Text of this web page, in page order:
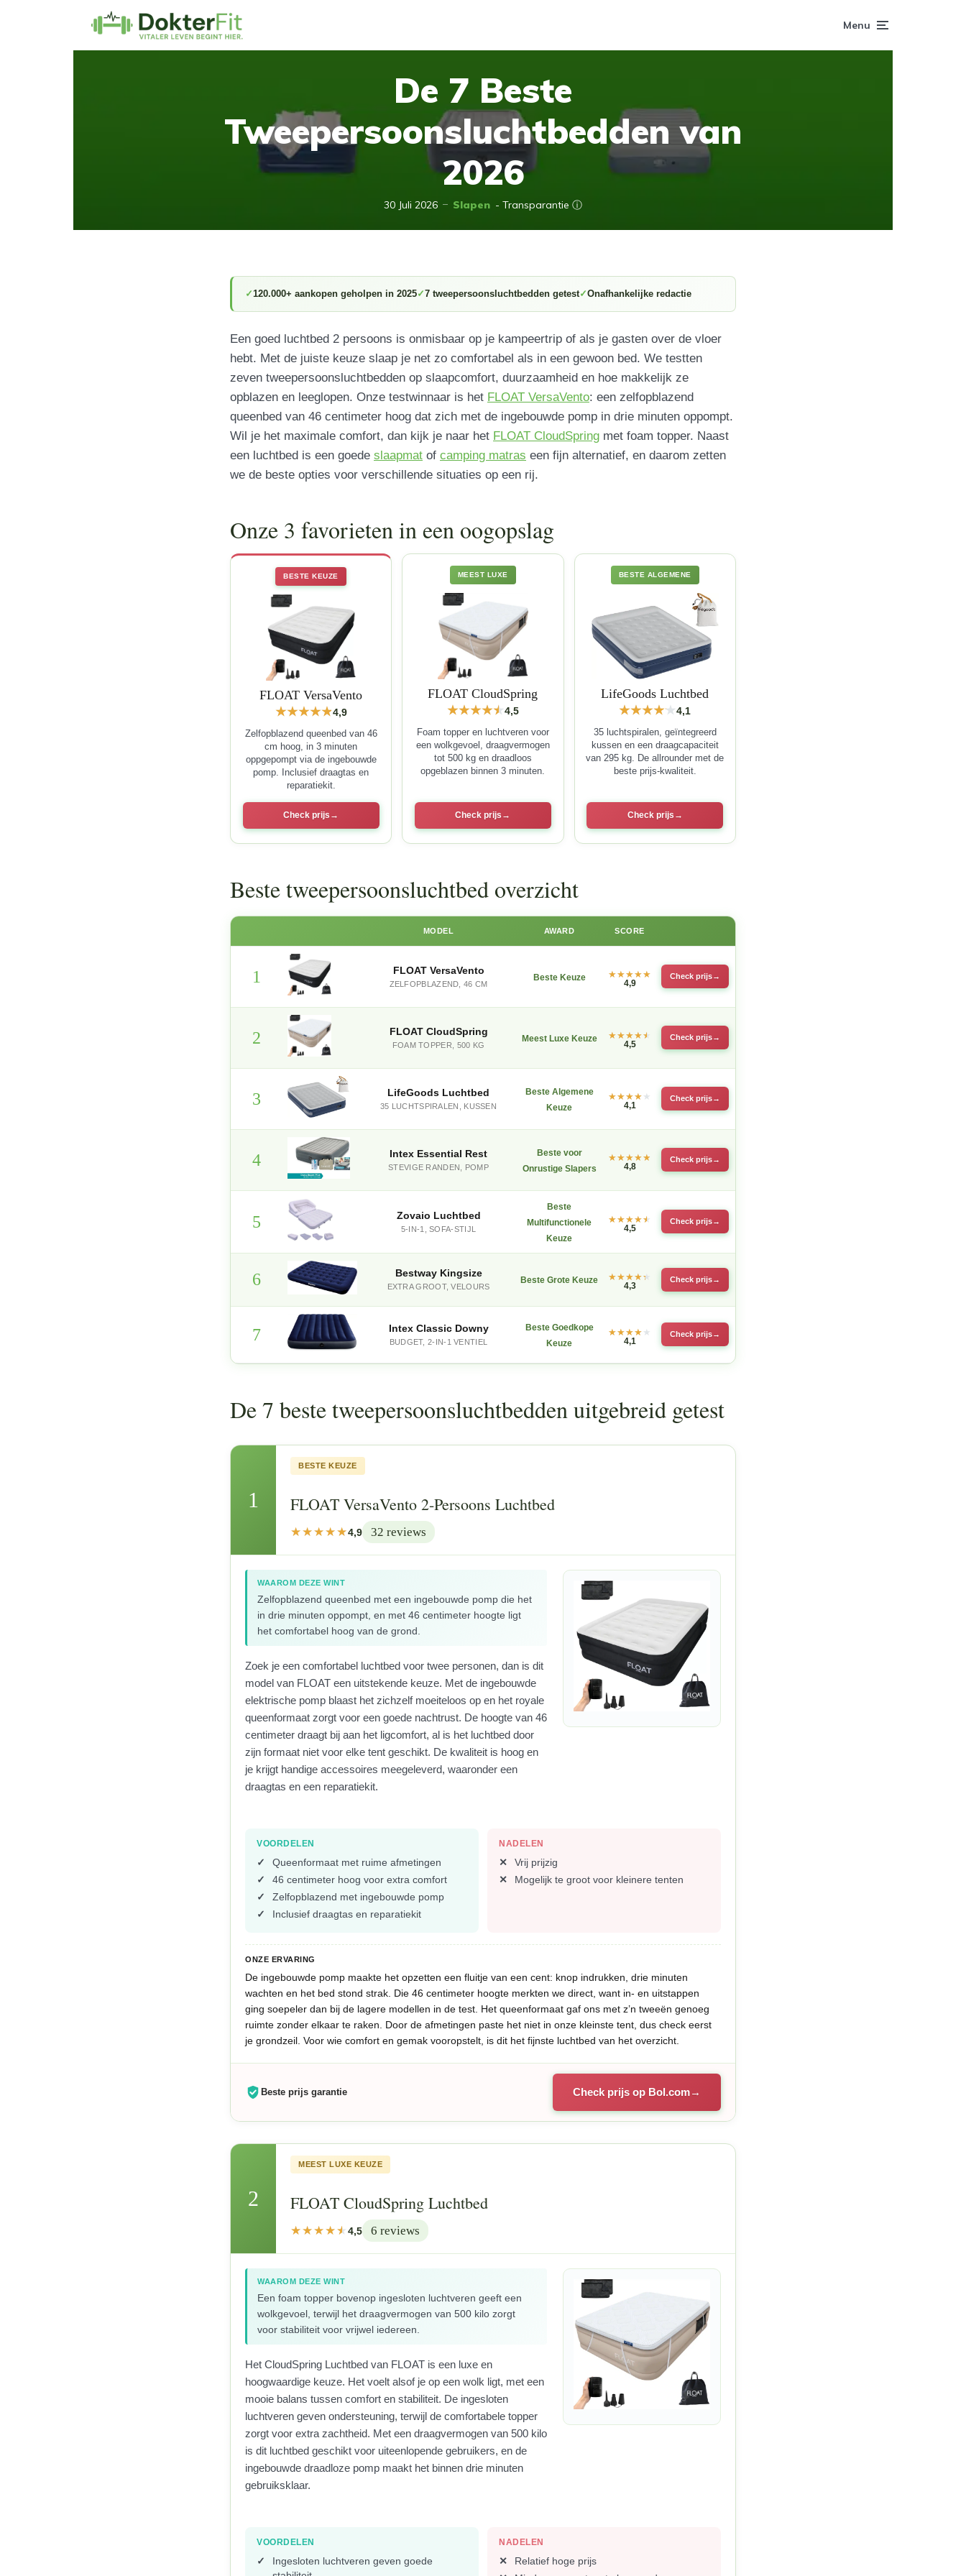
Menu
De 7 Beste
Tweepersoonsluchtbedden van
2026
30 Juli 2026 Slapen - Transparantie ⓘ
120.000+ aankopen geholpen in 2025 7 tweepersoonsluchtbedden getest Onafhankelijke redactie
Een goed luchtbed 2 persoons is onmisbaar op je kampeertrip of als je gasten over de vloer
hebt. Met de juiste keuze slaap je net zo comfortabel als in een gewoon bed. We testten
zeven tweepersoonsluchtbedden op slaapcomfort, duurzaamheid en hoe makkelijk ze
opblazen en leeglopen. Onze testwinnaar is het FLOAT VersaVento: een zelfopblazend
queenbed van 46 centimeter hoog dat zich met de ingebouwde pomp in drie minuten oppompt.
Wil je het maximale comfort, dan kijk je naar het FLOAT CloudSpring met foam topper. Naast
een luchtbed is een goede slaapmat of camping matras een fijn alternatief, en daarom zetten
we de beste opties voor verschillende situaties op een rij.
Onze 3 favorieten in een oogopslag
BESTE KEUZE
FLOAT VersaVento
4,9
Zelfopblazend queenbed van 46
cm hoog, in 3 minuten
oppgepompt via de ingebouwde
pomp. Inclusief draagtas en
reparatiekit.
Check prijs
MEEST LUXE
FLOAT CloudSpring
4,5
Foam topper en luchtveren voor
een wolkgevoel, draagvermogen
tot 500 kg en draadloos
opgeblazen binnen 3 minuten.
Check prijs
BESTE ALGEMENE
LifeGoods Luchtbed
4,1
35 luchtspiralen, geïntegreerd
kussen en een draagcapaciteit
van 295 kg. De allrounder met de
beste prijs-kwaliteit.
Check prijs
Beste tweepersoonsluchtbed overzicht
MODEL AWARD SCORE
1 FLOAT VersaVento
ZELFOPBLAZEND, 46 CM
Beste Keuze
4,9
Check prijs
2 FLOAT CloudSpring
FOAM TOPPER, 500 KG
Meest Luxe Keuze
4,5
Check prijs
3 LifeGoods Luchtbed
35 LUCHTSPIRALEN, KUSSEN
Beste Algemene
Keuze
4,1
Check prijs
4 Intex Essential Rest
STEVIGE RANDEN, POMP
Beste voor
Onrustige Slapers
4,8
Check prijs
5 Zovaio Luchtbed
5-IN-1, SOFA-STIJL
Beste
Multifunctionele
Keuze
4,5
Check prijs
6 Bestway Kingsize
EXTRA GROOT, VELOURS
Beste Grote Keuze
4,3
Check prijs
7 Intex Classic Downy
BUDGET, 2-IN-1 VENTIEL
Beste Goedkope
Keuze
4,1
Check prijs
De 7 beste tweepersoonsluchtbedden uitgebreid getest
1
BESTE KEUZE
FLOAT VersaVento 2-Persoons Luchtbed
4,9 32 reviews
WAAROM DEZE WINT
Zelfopblazend queenbed met een ingebouwde pomp die het
in drie minuten oppompt, en met 46 centimeter hoogte ligt
het comfortabel hoog van de grond.
Zoek je een comfortabel luchtbed voor twee personen, dan is dit
model van FLOAT een uitstekende keuze. Met de ingebouwde
elektrische pomp blaast het zichzelf moeiteloos op en het royale
queenformaat zorgt voor een goede nachtrust. De hoogte van 46
centimeter draagt bij aan het ligcomfort, al is het luchtbed door
zijn formaat niet voor elke tent geschikt. De kwaliteit is hoog en
je krijgt handige accessoires meegeleverd, waaronder een
draagtas en een reparatiekit.
VOORDELEN
Queenformaat met ruime afmetingen
46 centimeter hoog voor extra comfort
Zelfopblazend met ingebouwde pomp
Inclusief draagtas en reparatiekit
NADELEN
Vrij prijzig
Mogelijk te groot voor kleinere tenten
ONZE ERVARING
De ingebouwde pomp maakte het opzetten een fluitje van een cent: knop indrukken, drie minuten
wachten en het bed stond strak. Die 46 centimeter hoogte merkten we direct, want in- en uitstappen
ging soepeler dan bij de lagere modellen in de test. Het queenformaat gaf ons met z’n tweeën genoeg
ruimte zonder elkaar te raken. Door de afmetingen paste het niet in onze kleinste tent, dus check eerst
je grondzeil. Voor wie comfort en gemak vooropstelt, is dit het fijnste luchtbed van het overzicht.
Beste prijs garantie Check prijs op Bol.com
2
MEEST LUXE KEUZE
FLOAT CloudSpring Luchtbed
4,5 6 reviews
WAAROM DEZE WINT
Een foam topper bovenop ingesloten luchtveren geeft een
wolkgevoel, terwijl het draagvermogen van 500 kilo zorgt
voor stabiliteit voor vrijwel iedereen.
Het CloudSpring Luchtbed van FLOAT is een luxe en
hoogwaardige keuze. Het voelt alsof je op een wolk ligt, met een
mooie balans tussen comfort en stabiliteit. De ingesloten
luchtveren geven ondersteuning, terwijl de comfortabele topper
zorgt voor extra zachtheid. Met een draagvermogen van 500 kilo
is dit luchtbed geschikt voor uiteenlopende gebruikers, en de
ingebouwde draadloze pomp maakt het binnen drie minuten
gebruiksklaar.
VOORDELEN
Ingesloten luchtveren geven goede
NADELEN
Relatief hoge prijs